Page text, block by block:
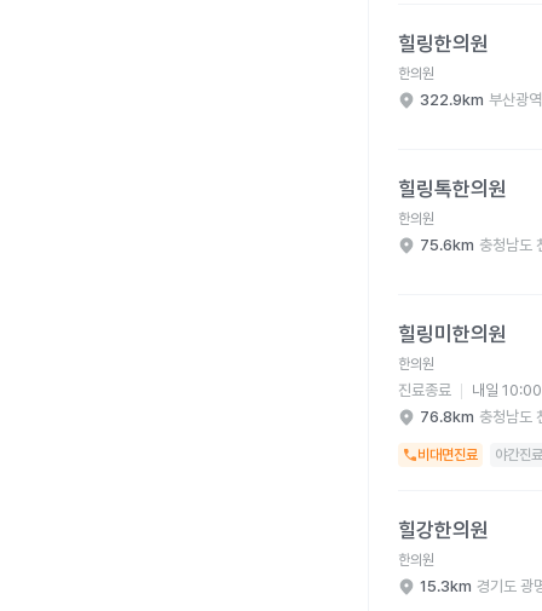
힐링한의원
한의원
322.9km 부산광
힐링톡한의원
한의원
75.6km 충청남도
힐링미한의원
한의원
진료종료
내일
76.8km 충청남도
비대면진료 야간진료
힐강한의원
한의원
15.3km 경기도 광